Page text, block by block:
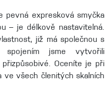
pevná expresková smyčka
– je délkově nastavitelná.
již má společnou s
spojením jsme vytvořili
Oceníte je při
ve všech členitých skalních